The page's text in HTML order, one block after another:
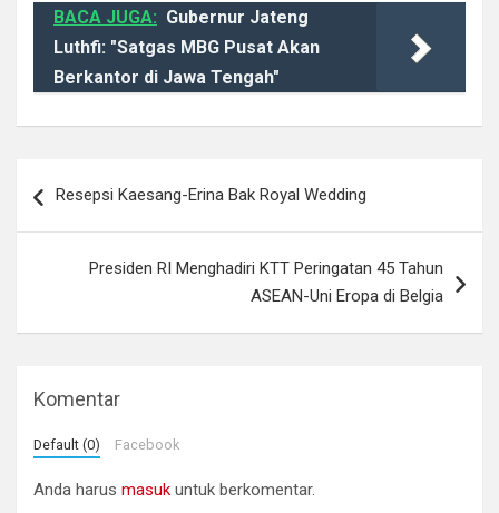
BACA JUGA: Gubernur Jateng
Luthfi: "Satgas MBG Pusat Akan
Berkantor di Jawa Tengah"
posResepsi Kaesang-Erina Bak Royal Wedding
Presiden RI Menghadiri KTT Peringatan 45 Tahun
ASEAN-Uni Eropa di Belgia
Komentar
Default (0) Facebook
Anda harus masuk untuk berkomentar.